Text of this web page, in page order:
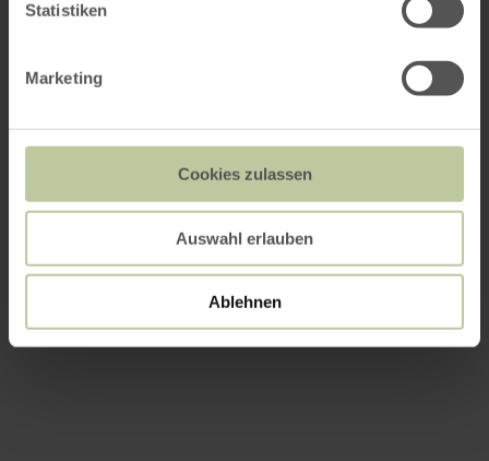
Statistiken
Marketing
Cookies zulassen
Auswahl erlauben
Ablehnen